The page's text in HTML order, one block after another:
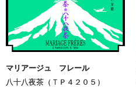
マリアージュ フレール
八十八夜茶（ＴＰ４２０５）